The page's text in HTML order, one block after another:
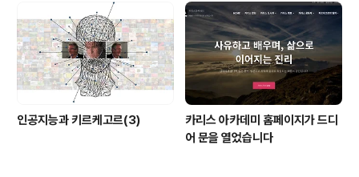
인공지능과 키르케고르(3)
카리스 아카데미 홈페이지가 드디
어 문을 열었습니다